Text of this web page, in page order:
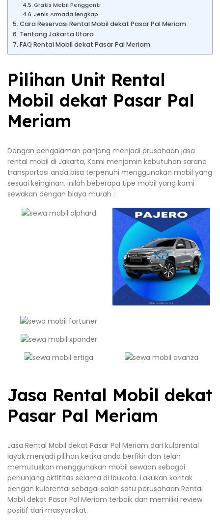
Gratis Mobil Pengganti
Jenis Armada lengkap
Cara Reservasi Rental Mobil dekat Pasar Pal Meriam
Tentang Jakarta Utara
FAQ Rental Mobil dekat Pasar Pal Meriam
Pilihan Unit Rental
Mobil dekat Pasar Pal
Meriam
Dengan pengalaman panjang menjadi prusahaan jasa
rental mobil di Jakarta, Kami menjamin kebutuhan sarana
transportasi anda bisa terpenuhi menggunakan mobil yang
sesuai keinginan. Inilah beberapa tipe mobil yang kami
sewakan dengan biaya murah :
Jasa Rental Mobil dekat
Pasar Pal Meriam
Jasa Rental Mobil dekat Pasar Pal Meriam dari kulorental
layak menjadi pilihan ketika anda berfikir dan telah
memutuskan menggunakan mobil sewaan sebagai
penunjang aktifitas selama di Ibukota. Lakukan kontak
dengan kulorental sebagai salah satu perusahaan Rental
Mobil dekat Pasar Pal Meriam terbaik dan memiliki review
positif dari masyarakat.